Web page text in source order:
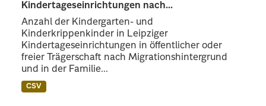
Kindertageseinrichtungen nach...
Anzahl der Kindergarten- und
Kinderkrippenkinder in Leipziger
Kindertageseinrichtungen in öffentlicher oder
freier Trägerschaft nach Migrationshintergrund
und in der Familie...
CSV